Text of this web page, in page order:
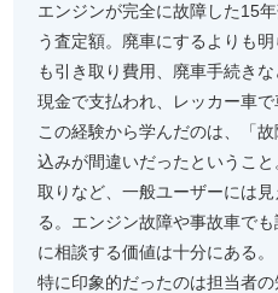
エンジンが完全に故障した15
う査定額。廃車にするよりも
も引き取り費用、廃車手続き
現金で支払われ、レッカー車で
この経験から学んだのは、「
込みが間違いだったというこ
取りなど、一般ユーザーには
る。エンジン故障や事故車で
に相談する価値は十分にある。
特に印象的だったのは担当者の